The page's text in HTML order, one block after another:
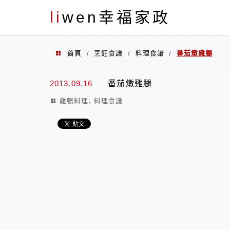
li wen幸福家政
menu
首頁 / 烹飪食譜 / 料理食譜 / 番茄燉雞腿
2013.09.16 番茄燉雞腿
雞鴨料理 , 料理食譜